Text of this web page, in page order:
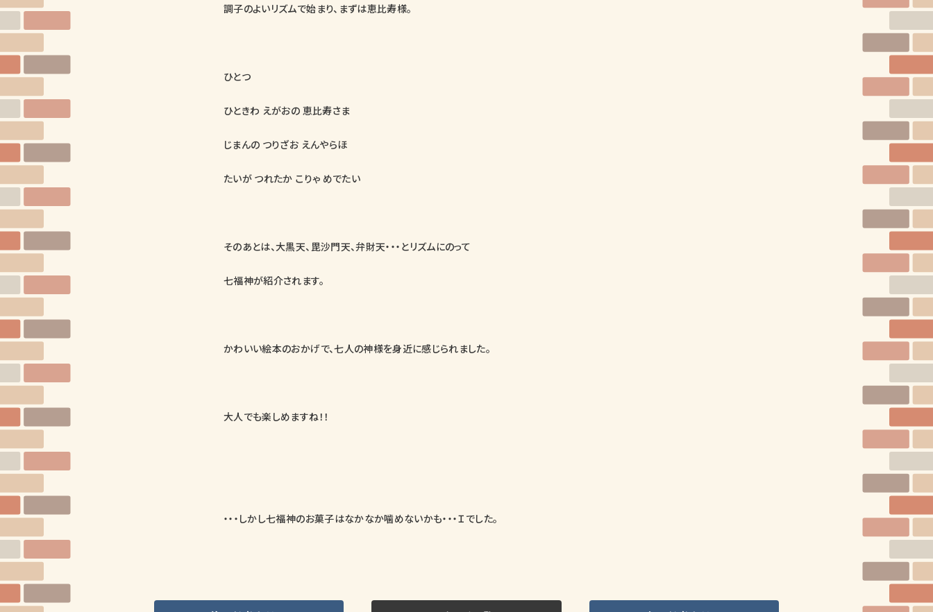
調子のよいリズムで始まり、まずは恵比寿様。
ひとつ
ひときわ えがおの 恵比寿さま
じまんの つりざお えんやらほ
たいが つれたか こりゃ めでたい
そのあとは、大黒天、毘沙門天、弁財天・・・とリズムにのって
七福神が紹介されます。
かわいい絵本のおかげで、七人の神様を身近に感じられました。
大人でも楽しめますね！！
・・・しかし七福神のお菓子はなかなか噛めないかも・・・Ｉでした。